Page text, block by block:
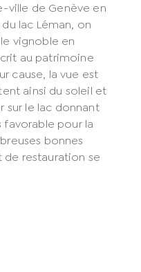
ville de Genève en
lac Léman, on
vignoble en
au patrimoine
cause, la vue est
ainsi du soleil et
sur le lac donnant
favorable pour la
bonnes
de restauration se